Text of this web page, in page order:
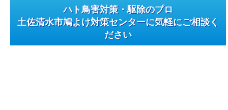
ハト鳥害対策・駆除のプロ
土佐清水市鳩よけ対策センターに気軽にご相談く
ださい